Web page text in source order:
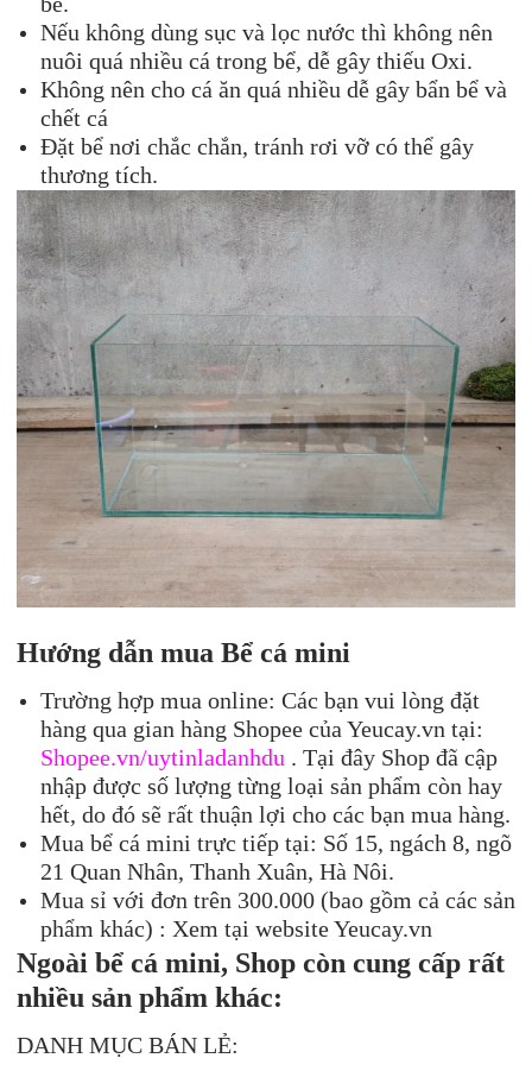
Nếu không dùng sục và lọc nước thì không nên
nuôi quá nhiều cá trong bể, dễ gây thiếu Oxi.
Không nên cho cá ăn quá nhiều dễ gây bẩn bể và
chết cá
Đặt bể nơi chắc chắn, tránh rơi vỡ có thể gây
thương tích.
Hướng dẫn mua Bể cá mini
Trường hợp mua online: Các bạn vui lòng đặt
hàng qua gian hàng Shopee của Yeucay.vn tại:
Shopee.vn/uytinladanhdu . Tại đây Shop đã cập
nhập được số lượng từng loại sản phẩm còn hay
hết, do đó sẽ rất thuận lợi cho các bạn mua hàng.
Mua bể cá mini trực tiếp tại: Số 15, ngách 8, ngõ
21 Quan Nhân, Thanh Xuân, Hà Nôi.
Mua sỉ với đơn trên 300.000 (bao gồm cả các sản
phẩm khác) : Xem tại website Yeucay.vn
Ngoài bể cá mini, Shop còn cung cấp rất
nhiều sản phẩm khác:
DANH MỤC BÁN LẺ: